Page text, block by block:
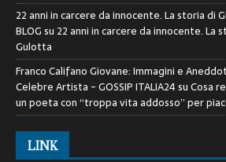
22 anni in carcere da innocente. La storia di
BLOGsu 22 anni in carcere da innocente. La
Gulotta
Franco Califano Giovane: Immagini e
Celebre Artista - GOSSIP ITALIA24suCosa
un poeta con “troppa vita addosso” per
LINK